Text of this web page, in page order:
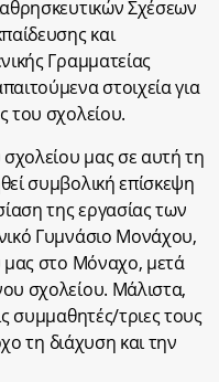
Σχέσεων
και
Γραμματείας
στοιχεία για
του σχολείου.
μας σε αυτή τη
συμβολική επίσκεψη
της εργασίας των
Γυμνάσιο Μονάχου,
μας στο Μόναχο, μετά
σχολείου. Μάλιστα,
συμμαθητές/τριες τους
τη διάχυση και την